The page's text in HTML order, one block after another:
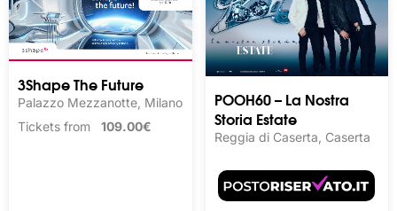
3Shape The Future
Palazzo Mezzanotte, Milano
Tickets from 109.00€
POOH60 – La Nostra
Storia Estate
Reggia di Caserta, Caserta